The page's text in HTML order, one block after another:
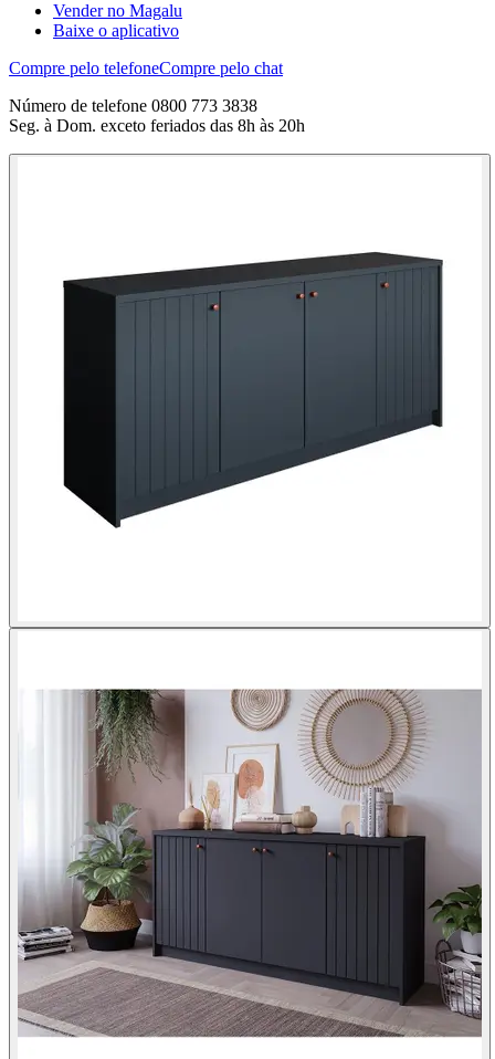
Vender no Magalu
Baixe o aplicativo
Compre pelo telefoneCompre pelo chat
Número de telefone 0800 773 3838
Seg. à Dom. exceto feriados das 8h às 20h